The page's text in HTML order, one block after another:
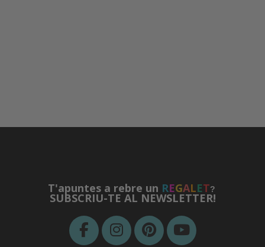
T'apuntes a rebre un REGALET?
SUBSCRIU-TE AL NEWSLETTER!